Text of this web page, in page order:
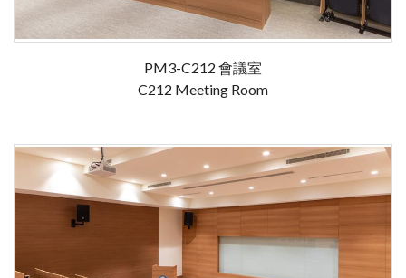
PM3-C212 會議室
C212 Meeting Room